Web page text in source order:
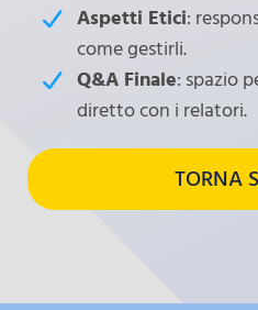
Aspetti Etici:
come gestirli.
Q&A Finale: spazio
diretto con i relatori.
TORNA